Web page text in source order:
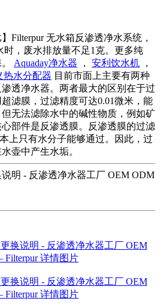
Filterpur 无水箱反渗透净水系统，
时，废水排放量不足1克。更多纯
Aquaday净水器 ， 安利饮水机 ，
热水分配器 目前市面上主要有两种
透净水器。两者最大的区别在于过
滤膜，过滤精度可达0.01微米，能
无法滤除水中的碱性物质，例如矿
部件是反渗透膜。反渗透膜的过滤
上只有水分子能够通过。因此，过
壶中产生水垢。
明 - 反渗透净水器工厂 OEM ODM